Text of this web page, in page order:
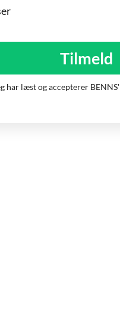
Tilmeld
har læst og accepterer BENNS'